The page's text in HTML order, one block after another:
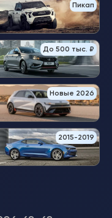
Пикап
До 500 тыс. ₽
Новые 2026
2015-2019